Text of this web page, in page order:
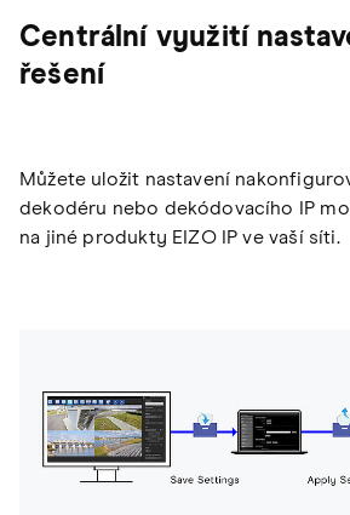
Centrální využití
řešení
Můžete uložit nastavení
dekodéru nebo dekódovacího IP
na jiné produkty EIZO IP ve vaší síti.